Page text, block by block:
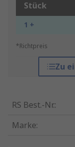
Stück
1 +
*Richtpreis
Zu
RS Best.-Nr.:
Marke: